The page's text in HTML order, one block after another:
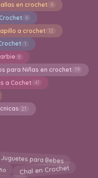
en crochet 6
6
a crochet 12
1
8
para Niñas en crochet 19
a Cochet 41
21
para Bebes
Chal en Crochet